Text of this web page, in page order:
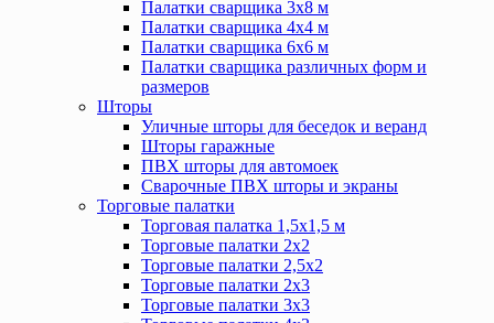
Палатки сварщика 3х8 м
Палатки сварщика 4х4 м
Палатки сварщика 6х6 м
Палатки сварщика различных форм и
размеров
Шторы
Уличные шторы для беседок и веранд
Шторы гаражные
ПВХ шторы для автомоек
Сварочные ПВХ шторы и экраны
Торговые палатки
Торговая палатка 1,5х1,5 м
Торговые палатки 2х2
Торговые палатки 2,5х2
Торговые палатки 2х3
Торговые палатки 3х3